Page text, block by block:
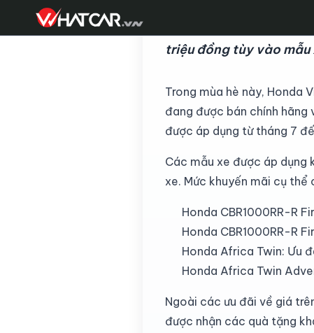
Hai mẫu xe Honda
triệu đồng tùy vào mẫu
Trong mùa hè này, Honda
đang được bán chính
được áp dụng từ tháng 7
Các mẫu xe được áp dụng
xe. Mức khuyến mãi cụ thể
Honda CBR1000RR-R
Honda CBR1000RR-R
Honda Africa Twin: Ưu
Honda Africa Twin
Ngoài các ưu đãi về giá
được nhận các quà tặng